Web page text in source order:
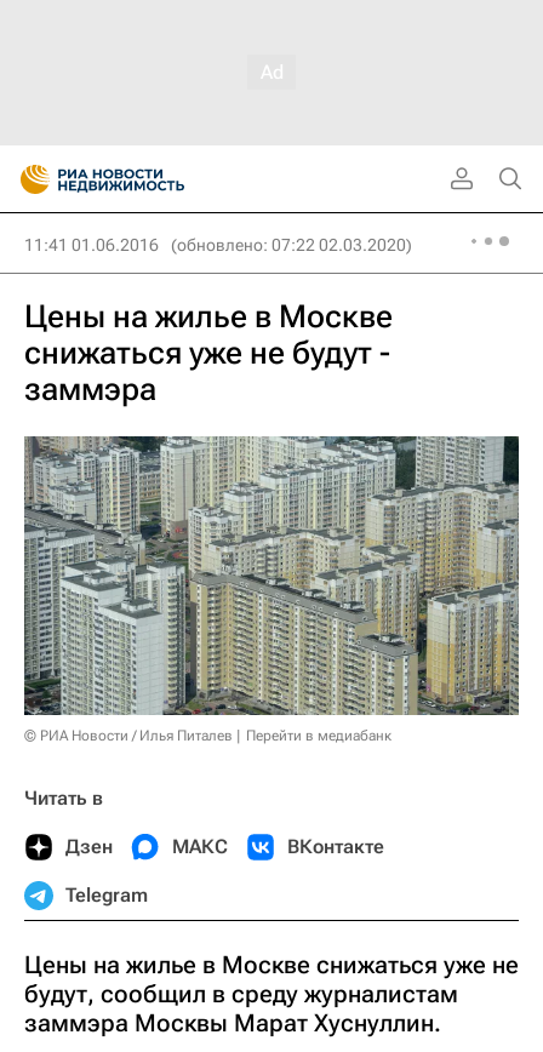
11:41 01.06.2016 (обновлено: 07:22 02.03.2020)
Цены на жилье в Москве
снижаться уже не будут -
заммэра
© РИА Новости / Илья Питалев Перейти в медиабанк
Читать в
Дзен МАКС ВКонтакте
Telegram
Цены на жилье в Москве снижаться уже не
будут, сообщил в среду журналистам
заммэра Москвы Марат Хуснуллин.